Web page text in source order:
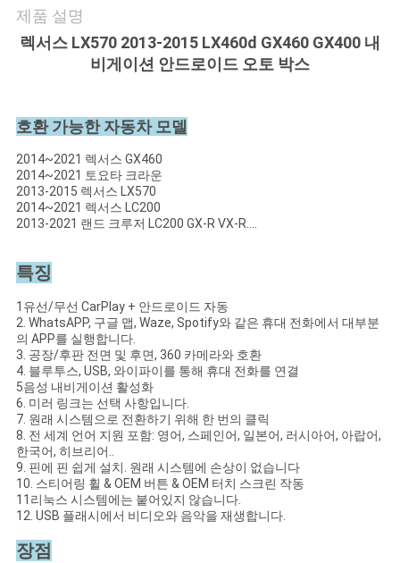
연
락
세
요
뉴
스
경
우
사
이
트
맵
제품 설명
렉서스 LX570 2013-2015 LX460d GX460 GX400 내
비게이션 안드로이드 오토 박스
호환 가능한 자동차 모델
2014~2021 렉서스 GX460
2014~2021 토요타 크라운
2013-2015 렉서스 LX570
2014~2021 렉서스 LC200
2013-2021 랜드 크루저 LC200 GX-R VX-R....
특징
1유선/무선 CarPlay + 안드로이드 자동
2. WhatsAPP, 구글 맵, Waze, Spotify와 같은 휴대 전화에서 대부분
의 APP를 실행합니다.
3. 공장/후판 전면 및 후면, 360 카메라와 호환
4. 블루투스, USB, 와이파이를 통해 휴대 전화를 연결
5음성 내비게이션 활성화
6. 미러 링크는 선택 사항입니다.
7. 원래 시스템으로 전환하기 위해 한 번의 클릭
8. 전 세계 언어 지원 포함: 영어, 스페인어, 일본어, 러시아어, 아랍어,
한국어, 히브리어..
9. 핀에 핀 쉽게 설치. 원래 시스템에 손상이 없습니다
10. 스티어링 휠 & OEM 버튼 & OEM 터치 스크린 작동
11리눅스 시스템에는 붙어있지 않습니다.
12. USB 플래시에서 비디오와 음악을 재생합니다.
장점